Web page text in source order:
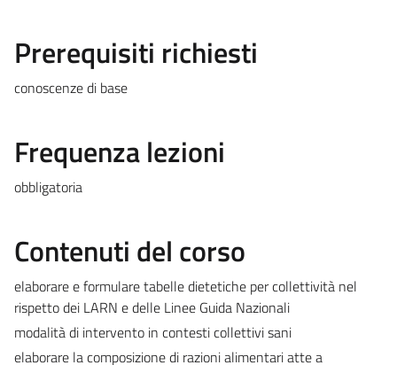
Prerequisiti richiesti
conoscenze di base
Frequenza lezioni
obbligatoria
Contenuti del corso
elaborare e formulare tabelle dietetiche per collettività nel
rispetto dei LARN e delle Linee Guida Nazionali
modalità di intervento in contesti collettivi sani
elaborare la composizione di razioni alimentari atte a